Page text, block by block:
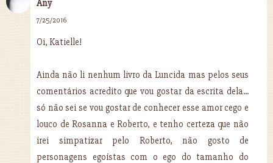
Any
7/25/2016
Oi, Katielle!
Ainda não li nenhum livro da Luncida mas pelos seus
comentários acredito que vou gostar da escrita dela...
só não sei se vou gostar de conhecer esse amor cego e
louco de Rosanna e Roberto, e tenho certeza que não
irei simpatizar pelo Roberto, não gosto de
personagens egoístas com o ego do tamanho do